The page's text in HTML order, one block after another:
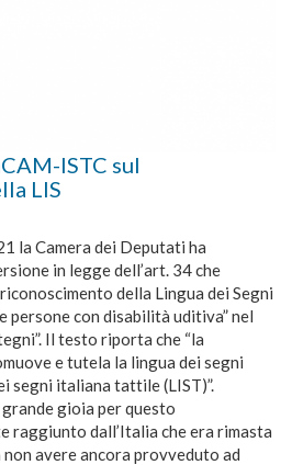
ISTC sul
LIS
la Camera dei Deputati ha
in legge dell’art. 34 che
della Lingua dei Segni
persone con disabilità uditiva” nel
Il testo riporta che “la
e tutela la lingua dei segni
segni italiana tattile (LIST)”.
gioia per questo
raggiunto dall’Italia che era rimasta
non avere ancora provveduto ad